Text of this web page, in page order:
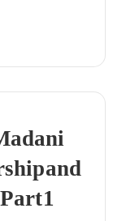
and
1